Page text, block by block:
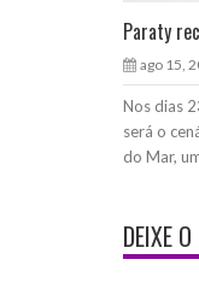
Paraty
ago 15,
Nos dias
será o
do Mar,
DEIXE